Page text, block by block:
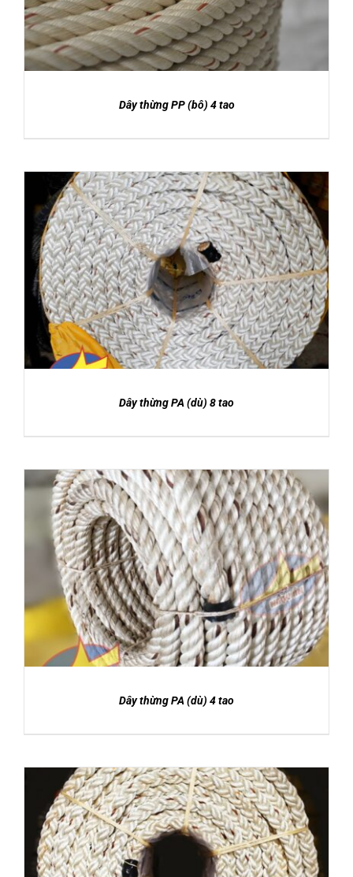
Dây thừng PP (bô) 4 tao
DETAILS
Dây thừng PA (dù) 8 tao
DETAILS
Dây thừng PA (dù) 4 tao